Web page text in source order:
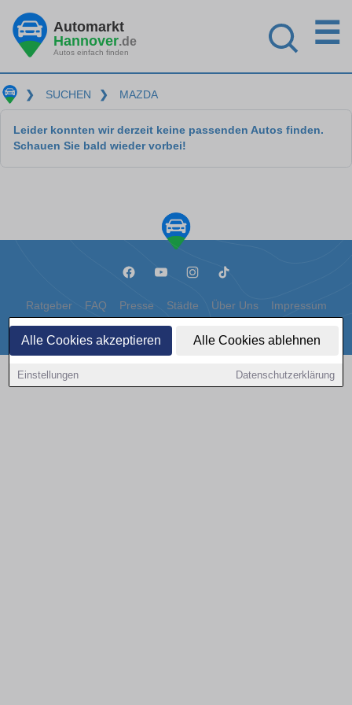
Alle Cookies akzeptieren Alle Cookies ablehnen
Einstellungen Datenschutzerklärung
Automarkt
Hannover.de
Autos einfach finden
☰
❯ SUCHEN ❯ MAZDA
Leider konnten wir derzeit keine passenden Autos finden.
Schauen Sie bald wieder vorbei!
Ratgeber FAQ Presse Städte Über Uns Impressum
Datenschutz Cookies
Copyright © 2000 - 2026 | 1A Infosysteme GmbH | Content by: 1a-sites-autos